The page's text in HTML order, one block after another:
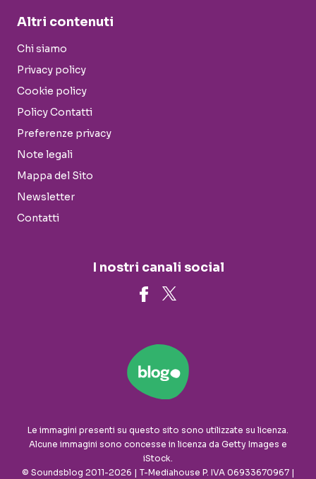
Altri contenuti
Chi siamo
Privacy policy
Cookie policy
Policy Contatti
Preferenze privacy
Note legali
Mappa del Sito
Newsletter
Contatti
I nostri canali social
Le immagini presenti su questo sito sono utilizzate su licenza.
Alcune immagini sono concesse in licenza da Getty Images e
iStock.
© Soundsblog 2011-2026 | T-Mediahouse P. IVA 06933670967 |